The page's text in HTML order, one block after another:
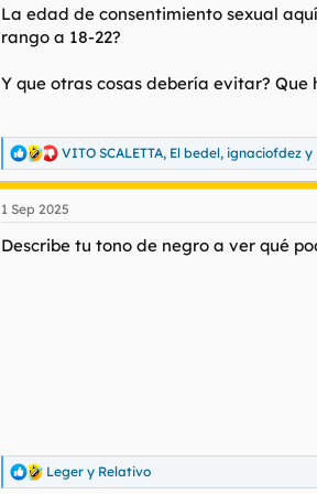
La edad de consentimiento sexual
rango a 18-22?
Y que otras cosas debería evitar?
R
e
a
c
i
VITO SCALETTA, El bedel, ignaciofdez y
1 Sep 2025
Describe tu tono de negro a ver qué
R
Leger y Relativo